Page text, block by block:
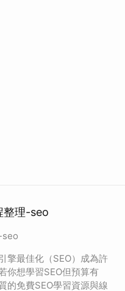
整理-seo
seo
擎最佳化（SEO）成為許
你想學習SEO但預算有
的免費SEO學習資源與線